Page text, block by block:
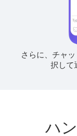
さらに、チャ
択して
ハ